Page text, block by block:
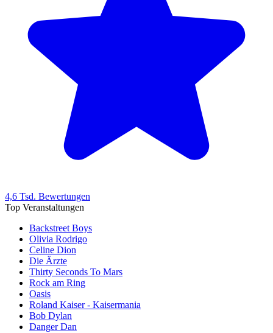
4,6 Tsd. Bewertungen
Top Veranstaltungen
Backstreet Boys
Olivia Rodrigo
Celine Dion
Die Ärzte
Thirty Seconds To Mars
Rock am Ring
Oasis
Roland Kaiser - Kaisermania
Bob Dylan
Danger Dan